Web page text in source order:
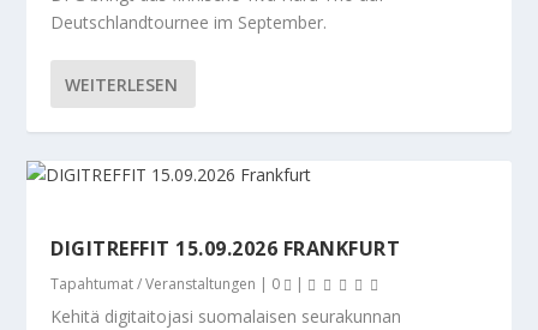
Deutschlandtournee im September.
WEITERLESEN
DIGITREFFIT 15.09.2026 FRANKFURT
Tapahtumat / Veranstaltungen | 0 |
Kehitä digitaitojasi suomalaisen seurakunnan